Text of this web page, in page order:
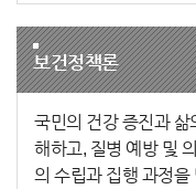
보건정책론
국민의 건강 증진과 삶
해하고, 질병 예방 및
의 수립과 집행 과정